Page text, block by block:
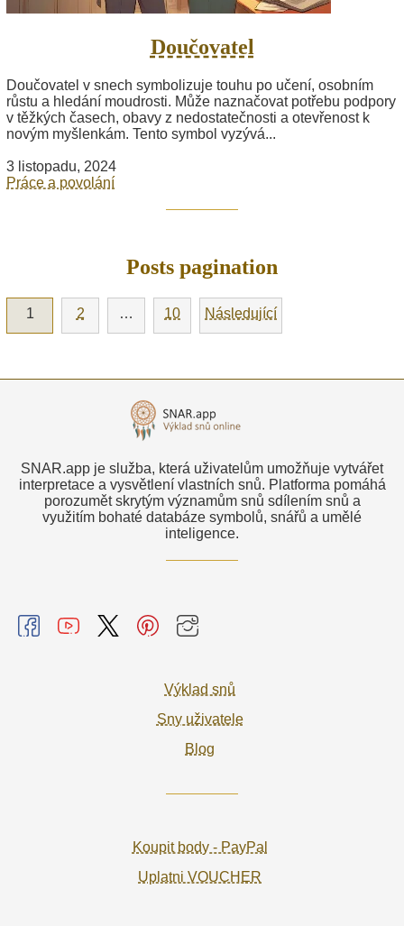
Doučovatel
Doučovatel v snech symbolizuje touhu po učení, osobním
růstu a hledání moudrosti. Může naznačovat potřebu podpory
v těžkých časech, obavy z nedostatečnosti a otevřenost k
novým myšlenkám. Tento symbol vyzývá...
3 listopadu, 2024
Práce a povolání
Posts pagination
1 2 … 10 Následující
SNAR.app je služba, která uživatelům umožňuje vytvářet
interpretace a vysvětlení vlastních snů. Platforma pomáhá
porozumět skrytým významům snů sdílením snů a
využitím bohaté databáze symbolů, snářů a umělé
inteligence.
Výklad snů
Sny uživatele
Blog
Koupit body - PayPal
Uplatni VOUCHER